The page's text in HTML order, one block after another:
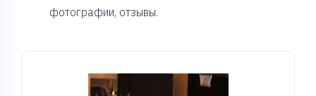
фотографии, отзывы.